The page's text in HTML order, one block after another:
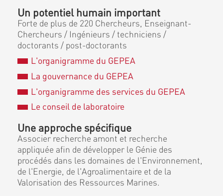
Un potentiel humain important
Forte de plus de 220 Chercheurs, Enseignant-
Chercheurs / Ingénieurs / techniciens /
doctorants / post-doctorants
L'organigramme du GEPEA
La gouvernance du GEPEA
L'organigramme des services du GEPEA
Le conseil de laboratoire
Une approche spécifique
Associer recherche amont et recherche
appliquée afin de développer le Génie des
procédés dans les domaines de l'Environnement,
de l'Energie, de l'Agroalimentaire et de la
Valorisation des Ressources Marines.